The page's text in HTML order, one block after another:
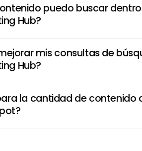
puedo buscar
Hub?
destino, publicaciones de blog,
búsqueda integral te permite
mis consultas de
Hub?
efectiva y asegúrate de que tus
sean claras y descriptivas.
la cantidad de contenido